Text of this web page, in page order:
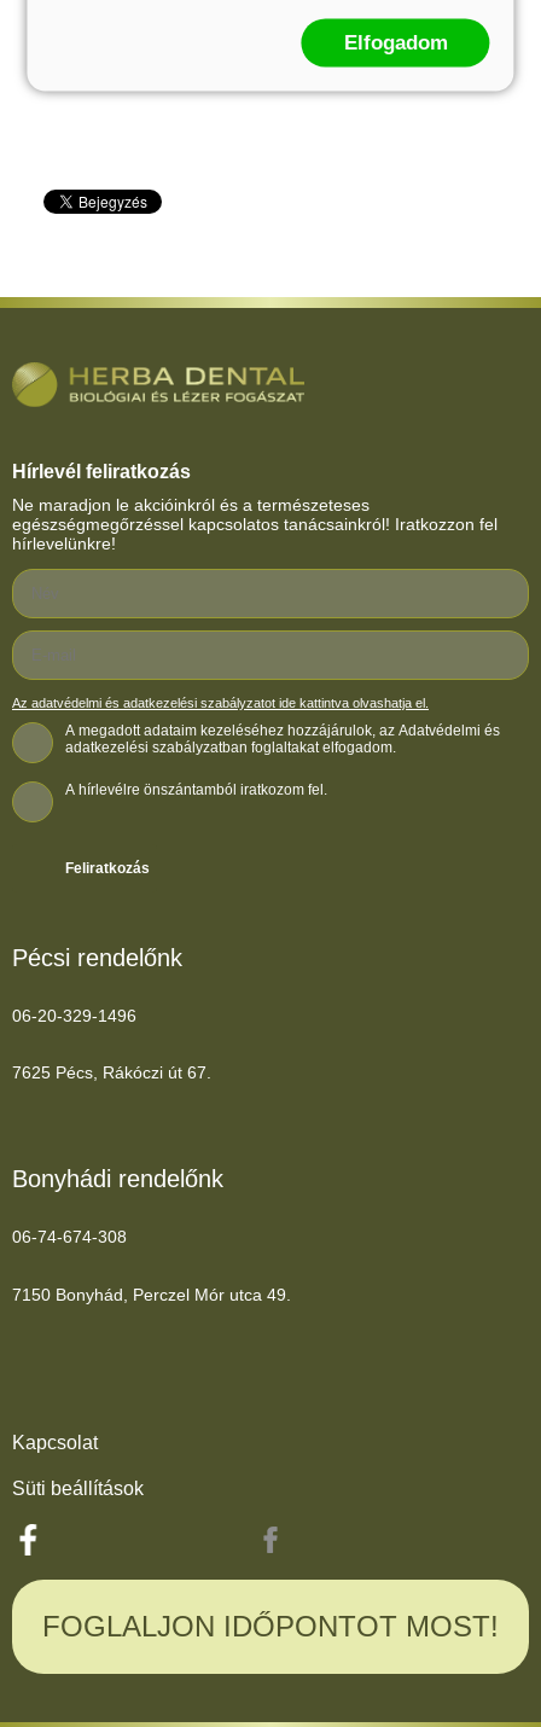
stabilizálására, hogy egy almába is bátran merjen
beleharapni. Mind a beszéd, mind a rágás teljes
Hírlevél feliratkozás
Ne maradjon le akcióinkról és a természeteses
egészségmegőrzéssel kapcsolatos tanácsainkról! Iratkozzon fel
hírlevelünkre!
Az adatvédelmi és adatkezelési szabályzatot ide kattintva olvashatja el.
A megadott adataim kezeléséhez hozzájárulok, az Adatvédelmi és
adatkezelési szabályzatban foglaltakat elfogadom.
A hírlevélre önszántamból iratkozom fel.
Feliratkozás
Pécsi rendelőnk
06-20-329-1496
7625 Pécs, Rákóczi út 67.
Bonyhádi rendelőnk
06-74-674-308
7150 Bonyhád, Perczel Mór utca 49.
Kapcsolat
Süti beállítások
FOGLALJON IDŐPONTOT MOST!
Elfogadom